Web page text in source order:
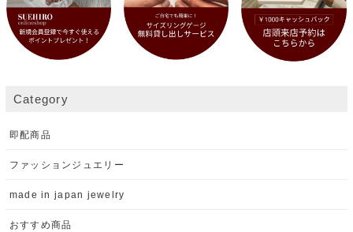
Category
即配商品
ファッションジュエリー
made in japan jewelry
おすすめ商品